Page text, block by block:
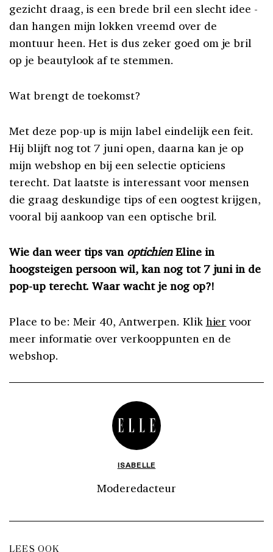
gezicht draag, is een brede bril een slecht idee -
dan hangen mijn lokken vreemd over de
montuur heen. Het is dus zeker goed om je bril
op je beautylook af te stemmen.
Wat brengt de toekomst?
Met deze pop-up is mijn label eindelijk een feit.
Hij blijft nog tot 7 juni open, daarna kan je op
mijn webshop en bij een selectie opticiens
terecht. Dat laatste is interessant voor mensen
die graag deskundige tips of een oogtest krijgen,
vooral bij aankoop van een optische bril.
Wie dan weer tips van optichienEline in
hoogsteigen persoon wil, kan nog tot 7 juni in de
pop-up terecht. Waar wacht je nog op?!
Place to be: Meir 40, Antwerpen. Klik hier voor
meer informatie over verkooppunten en de
webshop.
ISABELLE
Moderedacteur
LEES OOK